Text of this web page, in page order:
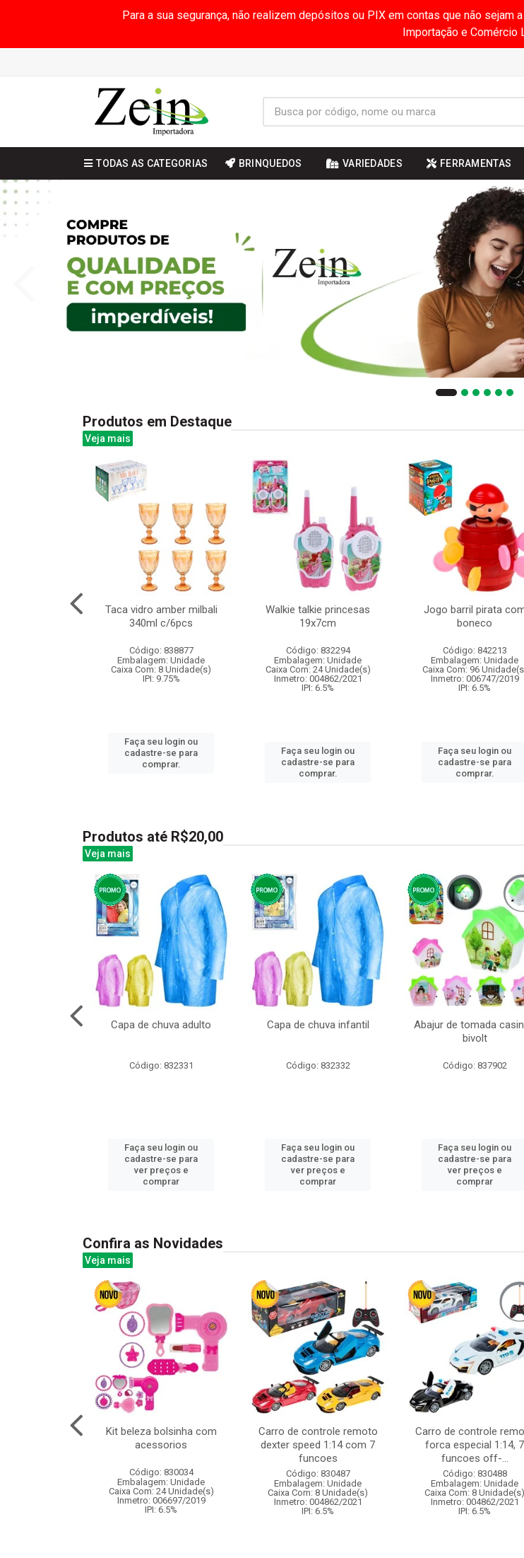
Para a sua segurança, não realizem depósitos ou PIX em contas que não
Importação e Comércio
TODAS AS CATEGORIAS BRINQUEDOS VARIEDADES FERRAMENTAS
Produtos em Destaque
Veja mais
Taca vidro amber milbali
340ml c/6pcs
Código: 838877
Embalagem: Unidade
Caixa Com: 8 Unidade(s)
IPI: 9.75%
Faça seu login ou
cadastre-se para
comprar.
Walkie talkie princesas
19x7cm
Código: 832294
Embalagem: Unidade
Caixa Com: 24 Unidade(s)
Inmetro: 004862/2021
IPI: 6.5%
Faça seu login ou
cadastre-se para
comprar.
Jogo barril pirata
boneco
Código: 842213
Embalagem: Unidade
Caixa Com: 96
Inmetro: 006747/2019
IPI: 6.5%
Faça seu login ou
cadastre-se para
comprar.
Produtos até R$20,00
Veja mais
Capa de chuva adulto
Código: 832331
Faça seu login ou
cadastre-se para
ver preços e
comprar
Capa de chuva infantil
Código: 832332
Faça seu login ou
cadastre-se para
ver preços e
comprar
Abajur de tomada
bivolt
Código: 837902
Faça seu login ou
cadastre-se para
ver preços e
comprar
Confira as Novidades
Veja mais
Kit beleza bolsinha com
acessorios
Código: 830034
Embalagem: Unidade
Caixa Com: 24 Unidade(s)
Inmetro: 006697/2019
IPI: 6.5%
Carro de controle remoto
dexter speed 1:14 com 7
funcoes
Código: 830487
Embalagem: Unidade
Caixa Com: 8 Unidade(s)
Inmetro: 004862/2021
IPI: 6.5%
Carro de controle
forca especial 1:14, 7
funcoes off-...
Código: 830488
Embalagem: Unidade
Caixa Com: 8 Unidade(s)
Inmetro: 004862/2021
IPI: 6.5%